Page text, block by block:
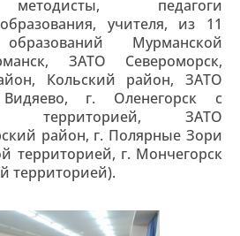
педагоги
учителя, из 11
Мурманской
ЗАТО Североморск,
Кольский район, ЗАТО
г. Оленегорск с
территорией, ЗАТО
район, г. Полярные Зори
территорией, г. Мончегорск
территорией).